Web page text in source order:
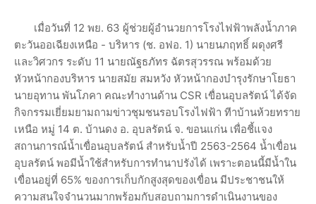
เมื่อวันที่ 12 พย. 63 ผู้ช่วยผู้อำนวยการโรงไฟฟ้าพลังน้ำภาค
ตะวันออเฉียงเหนือ - บริหาร (ช. อฟอ. 1) นายนภฤทธิ์ ผดุงศรี
และวิศวกร ระดับ 11 นายณัฐธภัทร ฉัตรสุวรรณ พร้อมด้วย
หัวหน้ากองบริหาร นายสมัย สมหวัง หัวหน้ากองบำรุงรักษาโยธา
นายอุทาน พันโภคา คณะทำงานด้าน CSR เขื่อนอุบลรัตน์ ได้จัด
กิจกรรมเยี่ยมยามถามข่าวชุมชนรอบโรงไฟฟ้า ทีาบ้านห้วยทราย
เหนือ หมู่ 14 ต. บ้านดง อ. อุบลรัตน์ จ. ขอนแก่น เพื่อชี้แจง
สถานการณ์น้ำเขื่อนอุบลรัตน์ สำหรับน้ำปี 2563-2564 น้ำเขื่อน
อุบลรัตน์ พอมีน้ำใช้สำหรับการทำนาปรังได้ เพราะตอนนี้มีน้ำใน
เขื่อนอยู่ที่ 65% ของการเก็บกักสูงสุดของเขื่อน มีประชาชนให้
ความสนใจจำนวนมากพร้อมกับสอบถามการดำเนินงานของ